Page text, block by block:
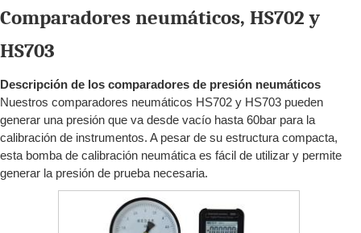
Comparadores neumáticos, HS702 y
HS703
Descripción de los comparadores de presión neumáticos
Nuestros comparadores neumáticos HS702 y HS703 pueden
generar una presión que va desde vacío hasta 60bar para la
calibración de instrumentos. A pesar de su estructura compacta,
esta bomba de calibración neumática es fácil de utilizar y permite
generar la presión de prueba necesaria.